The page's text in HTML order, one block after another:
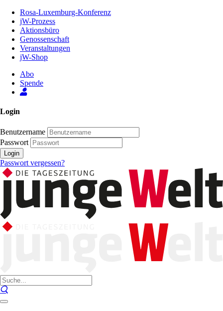
Inhalt
Seite
Rosa-Luxemburg-Konferenz
jW-Prozess
Aktionsbüro
Genossenschaft
Veranstaltungen
jW-Shop
Abo
Spende
Login
Benutzername
Passwort
Login
Passwort vergessen?